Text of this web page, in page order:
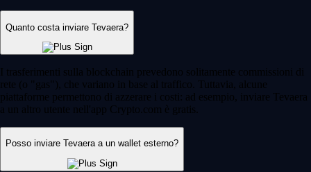
Quanto costa inviare Tevaera?
I trasferimenti sulla blockchain prevedono solitamente commissioni di
rete (o "gas"), che variano in base al traffico. Tuttavia, alcune
piattaforme permettono di azzerare i costi: ad esempio, inviare Tevaera
a un altro utente nell'app Crypto.com è gratis.
Posso inviare Tevaera a un wallet esterno?